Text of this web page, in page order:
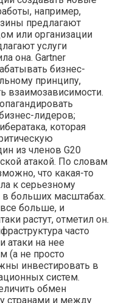
например,
предлагают
или организации
услуги
она. Gartner
бизнес-
принципу,
взаимозависимости.
лидеров;
которая
из членов G20
атакой. По словам
что какая-то
к серьезному
больших масштабах.
все больше, и
растут, отметил он.
часто
атаки на нее
(а не просто
инвестировать в
систем.
обмен
странами и между